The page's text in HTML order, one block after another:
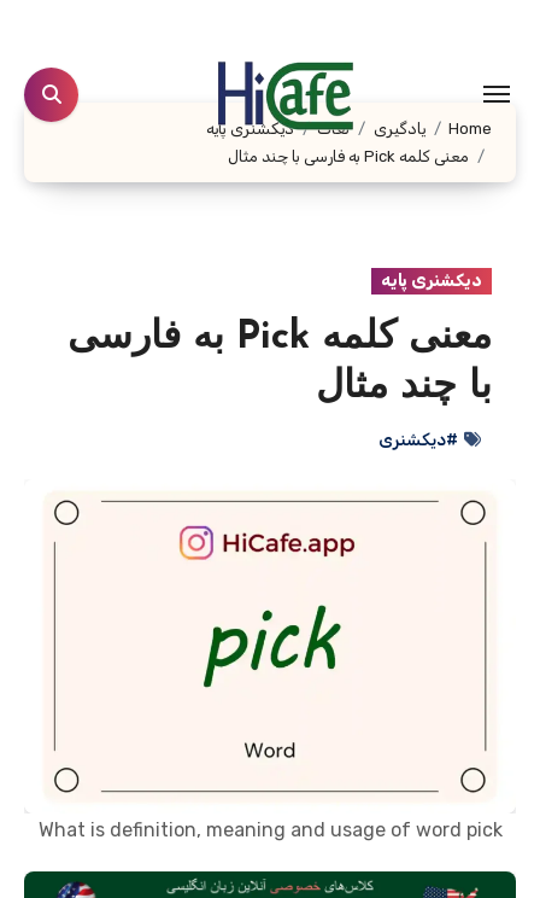
content
Home یادگیری لغات
دیکشنری پایه
معنی کلمه Pick به فارسی با چند مثال
دیکشنری پایه
معنی کلمه Pick به فارسی
با چند مثال
#دیکشنری
What is definition, meaning and usage of word pick